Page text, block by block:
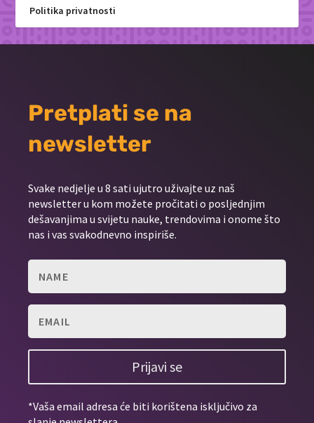
Politika privatnosti
Pretplati se na
newsletter
Svake nedjelje u 8 sati ujutro uživajte uz naš
newsletter u kom možete pročitati o posljednjim
dešavanjima u svijetu nauke, trendovima i onome što
nas i vas svakodnevno inspiriše.
Prijavi se
*Vaša email adresa će biti korištena isključivo za